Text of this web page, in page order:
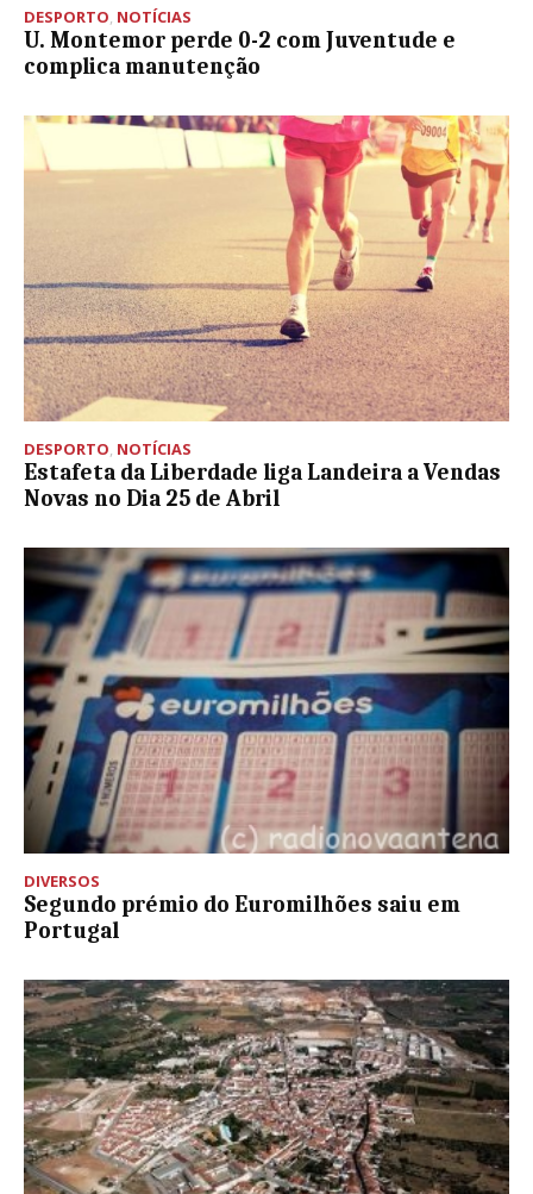
DESPORTO, NOTÍCIAS
U. Montemor perde 0-2 com Juventude e
complica manutenção
DESPORTO, NOTÍCIAS
Estafeta da Liberdade liga Landeira a Vendas
Novas no Dia 25 de Abril
DIVERSOS
Segundo prémio do Euromilhões saiu em
Portugal